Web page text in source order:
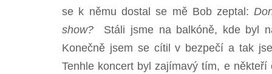
se k němu dostal se mě Bob zeptal:
show? Stáli jsme na balkóně, kde byl
Konečně jsem se cítil v bezpečí a tak
Tenhle koncert byl zajímavý tím, e